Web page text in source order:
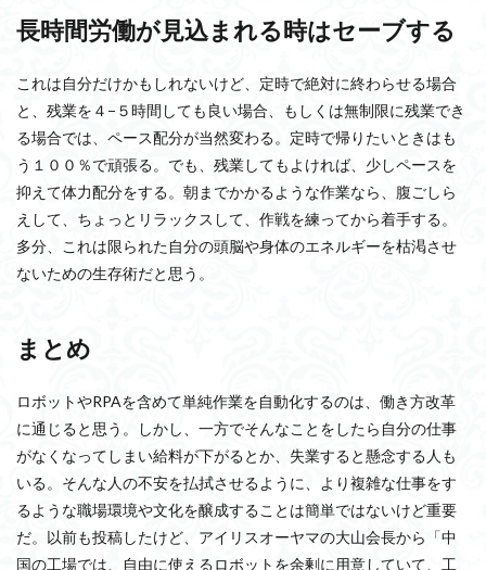
長時間労働が見込まれる時はセーブする
これは自分だけかもしれないけど、定時で絶対に終わらせる場合
と、残業を４−５時間しても良い場合、もしくは無制限に残業でき
る場合では、ペース配分が当然変わる。定時で帰りたいときはも
う１００％で頑張る。でも、残業してもよければ、少しペースを
抑えて体力配分をする。朝までかかるような作業なら、腹ごしら
えして、ちょっとリラックスして、作戦を練ってから着手する。
多分、これは限られた自分の頭脳や身体のエネルギーを枯渇させ
ないための生存術だと思う。
まとめ
ロボットやRPAを含めて単純作業を自動化するのは、働き方改革
に通じると思う。しかし、一方でそんなことをしたら自分の仕事
がなくなってしまい給料が下がるとか、失業すると懸念する人も
いる。そんな人の不安を払拭させるように、より複雑な仕事をす
るような職場環境や文化を醸成することは簡単ではないけど重要
だ。以前も投稿したけど、アイリスオーヤマの大山会長から「中
国の工場では、自由に使えるロボットを余剰に用意していて、工